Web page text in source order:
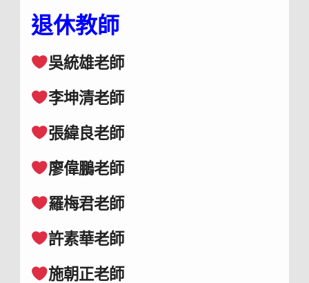
退休教師
吳統雄老師
李坤清老師
張緯良老師
廖偉鵬老師
羅梅君老師
許素華老師
施朝正老師